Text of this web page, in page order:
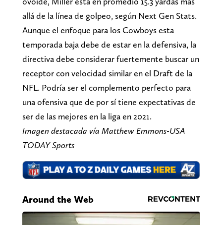
allá de la línea de golpeo, según Next Gen Stats.
Aunque el enfoque para los Cowboys esta
temporada baja debe de estar en la defensiva, la
directiva debe considerar fuertemente buscar un
receptor con velocidad similar en el Draft de la
NFL. Podría ser el complemento perfecto para
una ofensiva que de por sí tiene expectativas de
ser de las mejores en la liga en 2021.
Imagen destacada vía Matthew Emmons-USA
TODAY Sports
Around the Web